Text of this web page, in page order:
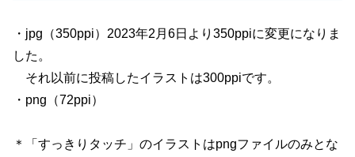
・jpg（350ppi）2023年2月6日より350ppiに変更になりま
した。
それ以前に投稿したイラストは300ppiです。
・png（72ppi）
＊「すっきりタッチ」のイラストはpngファイルのみとな